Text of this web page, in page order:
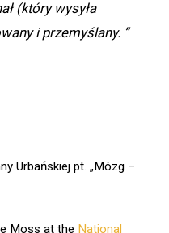
(który wysyła
i przemyślany. ”
Urbańskiej pt. „Mózg –
Moss at the National